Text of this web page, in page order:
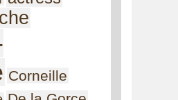
Corneille